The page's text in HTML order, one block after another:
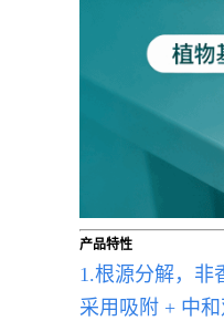
产品特性
1.根源分解，非
采用吸附 + 中